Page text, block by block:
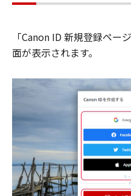
「Canon ID 新規登録ペー
面が表示されます。